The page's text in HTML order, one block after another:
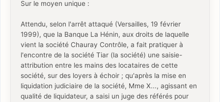
Sur le moyen unique :
Attendu, selon l'arrêt attaqué (Versailles, 19 février
1999), que la Banque La Hénin, aux droits de laquelle
vient la société Chauray Contrôle, a fait pratiquer à
l'encontre de la société Tiar (la société) une saisie-
attribution entre les mains des locataires de cette
société, sur des loyers à échoir ; qu'après la mise en
liquidation judiciaire de la société, Mme X..., agissant en
qualité de liquidateur, a saisi un juge des référés pour